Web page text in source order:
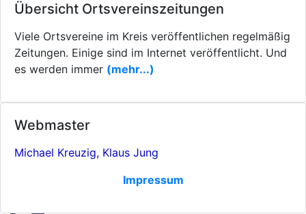
Übersicht Ortsvereinszeitungen
Viele Ortsvereine im Kreis veröffentlichen regelmäßig
Zeitungen. Einige sind im Internet veröffentlicht. Und
es werden immer (mehr...)
Webmaster
Michael Kreuzig, Klaus Jung
Impressum